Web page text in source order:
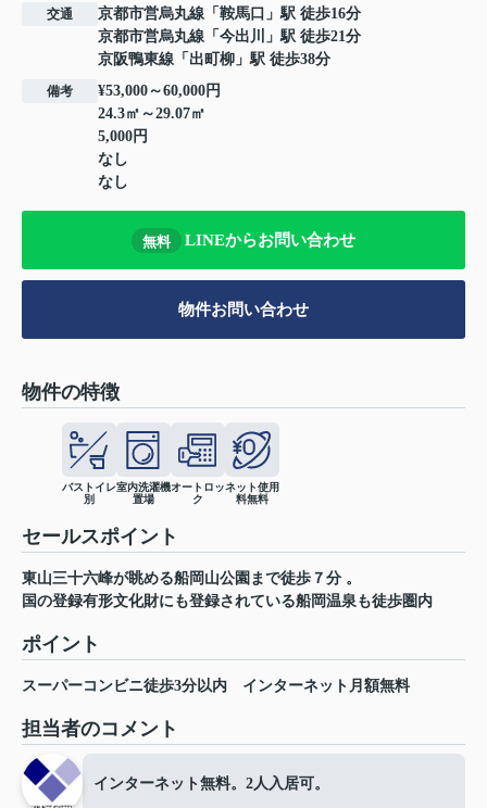
交通 京都市営烏丸線 「 鞍馬口 」駅 徒歩16分
京都市営烏丸線 「 今出川
」駅 徒歩21分
京阪鴨東線 「 出町柳 」駅 徒歩38分
備考
¥53,000～60,000円
24.3㎡～29.07㎡
5,000円
なし
なし
無料 LINEからお問い合わせ
物件お問い合わせ
物件の特徴
バストイレ
別
室内洗濯機
置場
オートロッ
ク
ネット使用
料無料
セールスポイント
東山三十六峰が眺める船岡山公園まで徒歩７分 。
国の登録有形文化財にも登録されている船岡温泉も徒歩圏内
ポイント
スーパーコンビニ徒歩3分以内 インターネット月額無料
担当者のコメント
インターネット無料。2人入居可。